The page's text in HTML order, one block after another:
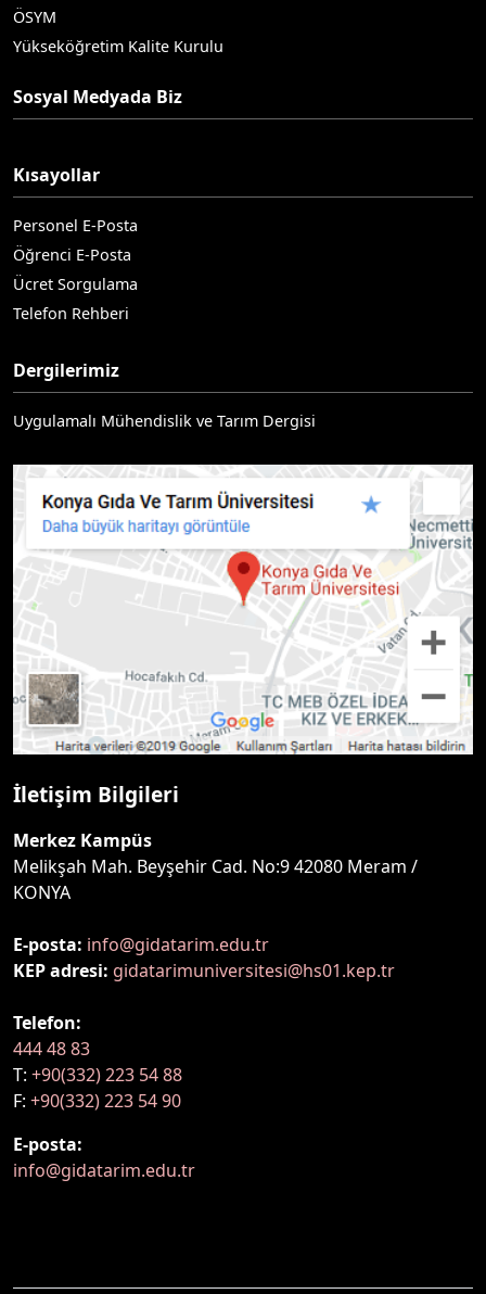
ÖSYM
Yükseköğretim Kalite Kurulu
Sosyal Medyada Biz
Kısayollar
Personel E-Posta
Öğrenci E-Posta
Ücret Sorgulama
Telefon Rehberi
Dergilerimiz
Uygulamalı Mühendislik ve Tarım Dergisi
İletişim Bilgileri
Merkez Kampüs
Melikşah Mah. Beyşehir Cad. No:9 42080 Meram /
KONYA
E-posta: info@gidatarim.edu.tr
KEP adresi: gidatarimuniversitesi@hs01.kep.tr
Telefon:
444 48 83
T: +90(332) 223 54 88
F: +90(332) 223 54 90
E-posta:
info@gidatarim.edu.tr